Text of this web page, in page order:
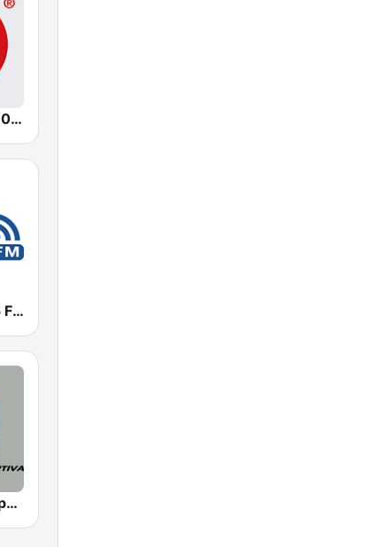
Milenio Radio 103.7
Zona Tres 91.5 FM
Frecuencia Deportiva 1340